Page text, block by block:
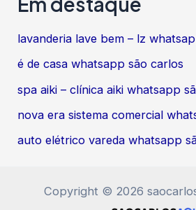
lavanderia lave bem – lz
é de casa whatsapp são carlos
spa aiki – clínica aiki whatsapp
nova era sistema comercial
auto elétrico vareda whatsapp
Copyright © 2026